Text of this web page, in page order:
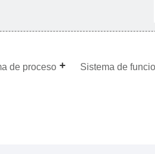
de proceso Sistema de